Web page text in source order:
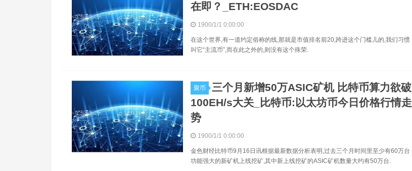
在即？_ETH:EOSDAC
1900/1/1 0:00:00
在这个世界,有一道约定俗称的线,那就是市值排名前20,跨进这个门槛儿的,我们习惯
叫它“主流币”,而在此之外的,则没有这个殊荣.
聚币
三个月新增50万ASIC矿机 比特币算力欲破
100EH/s大关_比特币:以太坊币今日价格行情走
势
1900/1/1 0:00:00
金色财经比特币9月16日讯根据最新数据分析表明,过去三个月时间里至少有60万台
功能强大的新矿机上线挖矿,其中新上线挖矿的ASIC矿机数量大约有50万台.